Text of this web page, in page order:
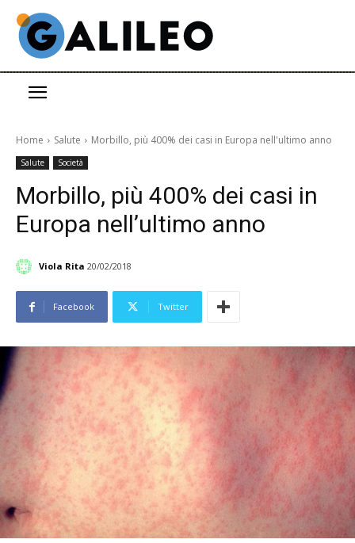
Home Salute Morbillo, più 400% dei casi in Europa nell'ultimo anno
Salute Società
Morbillo, più 400% dei casi in
Europa nell’ultimo anno
Viola Rita 20/02/2018
Facebook Twitter